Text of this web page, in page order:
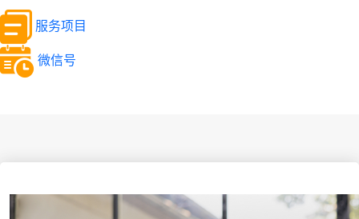
服务项目
微信号